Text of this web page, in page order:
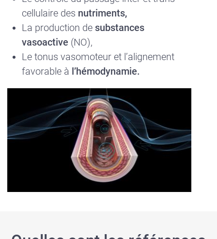
cellulaire des nutriments,
La production de substances
vasoactive (NO),
Le tonus vasomoteur et l’alignement
favorable à l’hémodynamie.